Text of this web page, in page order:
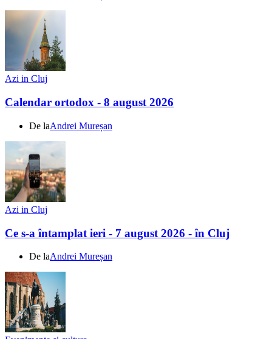
Azi in Cluj
Calendar ortodox - 8 august 2026
De laAndrei Mureșan
Azi in Cluj
Ce s-a întamplat ieri - 7 august 2026 - în Cluj
De laAndrei Mureșan